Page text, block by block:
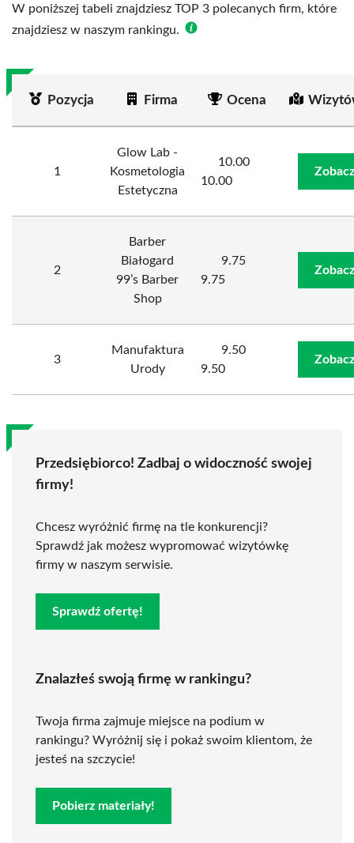
W poniższej tabeli znajdziesz TOP 3 polecanych firm, które
znajdziesz w naszym rankingu.
Pozycja Firma Ocena
1
Glow Lab -
Kosmetologia
Estetyczna
10.00
10.00
2
Barber
Białogard
99’s Barber
Shop
9.75
9.75
3
Manufaktura
Urody
9.50
9.50
Przedsiębiorco! Zadbaj o widoczność swojej
firmy!
Chcesz wyróżnić firmę na tle konkurencji?
Sprawdź jak możesz wypromować wizytówkę
firmy w naszym serwisie.
Sprawdź ofertę!
Znalazłeś swoją firmę w rankingu?
Twoja firma zajmuje miejsce na podium w
rankingu? Wyróżnij się i pokaż swoim klientom, że
jesteś na szczycie!
Pobierz materiały!